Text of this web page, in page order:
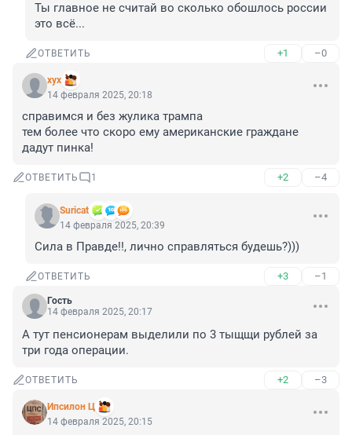
Ты главное не считай во сколько обошлось россии
это всё...
ОТВЕТИТЬ +1 –0
хух
14 февраля 2025, 20:18
справимся и без жулика трампа
тем более что скоро ему американские граждане
дадут пинка!
ОТВЕТИТЬ 1 +2 –4
Suricat
14 февраля 2025, 20:39
Сила в Правде!!, лично справляться будешь?)))
ОТВЕТИТЬ +3 –1
Гость
14 февраля 2025, 20:17
А тут пенсионерам выделили по 3 тыщщи рублей за
три года операции.
ОТВЕТИТЬ +2 –3
Ипсилон Ц
14 февраля 2025, 20:15